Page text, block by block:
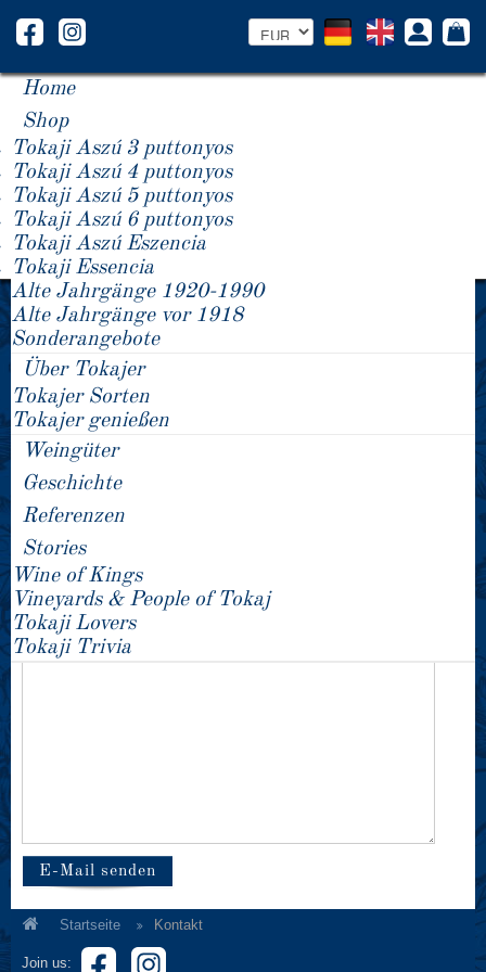
Home
Shop
Tokaji Aszú 3 puttonyos
Tokaji Aszú 4 puttonyos
Tokaji Aszú 5 puttonyos
Tokaji Aszú 6 puttonyos
Tokaji Aszú Eszencia
Tokaji Essencia
Alte Jahrgänge 1920-1990
Alte Jahrgänge vor 1918
Sonderangebote
Über Tokajer
Tokajer Sorten
Tokajer genießen
Weingüter
Geschichte
Referenzen
Stories
Wine of Kings
Vineyards & People of Tokaj
Tokaji Lovers
Tokaji Trivia
Jörg Matzdorff
Habichtweg 7
51429 Bergisch Gladbach
Deutschland
+49 151 14738383
info@tokajneum.com
E-Mail*
Betreff *
Nachricht *
E-Mail senden
Startseite Kontakt
Join us: